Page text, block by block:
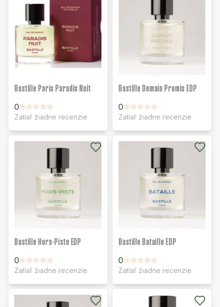
Bastille Paris Paradis Nuit
0
Zatiaľ žiadne recenzie
Bastille Demain Promis EDP
0
Zatiaľ žiadne recenzie
Bastille Hors-Piste EDP
0
Zatiaľ žiadne recenzie
Bastille Bataille EDP
0
Zatiaľ žiadne recenzie